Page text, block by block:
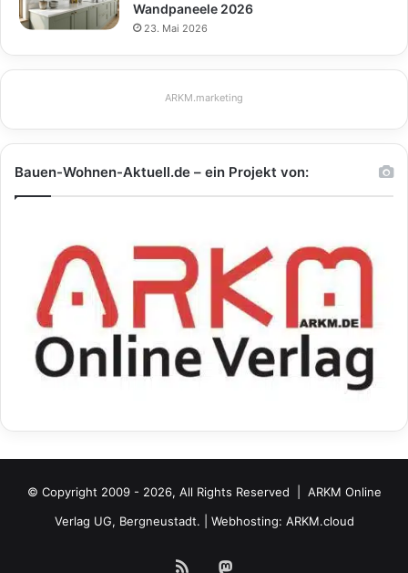
Wandpaneele 2026
23. Mai 2026
ARKM.marketing
Bauen-Wohnen-Aktuell.de – ein Projekt von:
© Copyright 2009 - 2026, All Rights Reserved | ARKM Online
Verlag UG, Bergneustadt. | Webhosting: ARKM.cloud
RSS